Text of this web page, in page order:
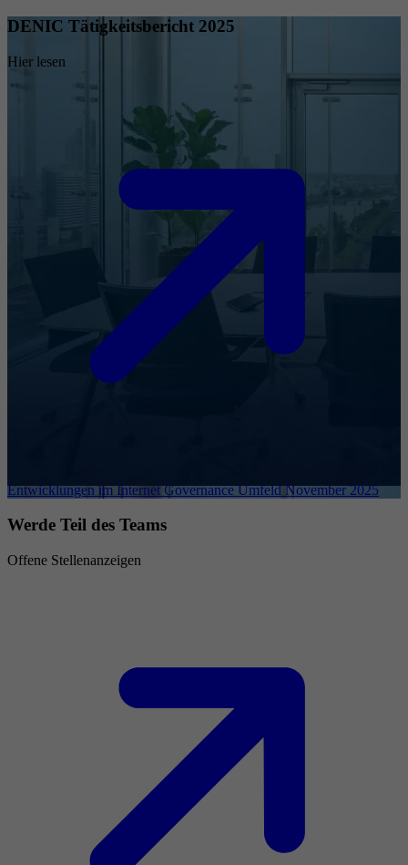
DENIC Tätigkeitsbericht 2025
Hier lesen
Entwicklungen im Internet Governance Umfeld November 2025
Werde Teil des Teams
Offene Stellenanzeigen